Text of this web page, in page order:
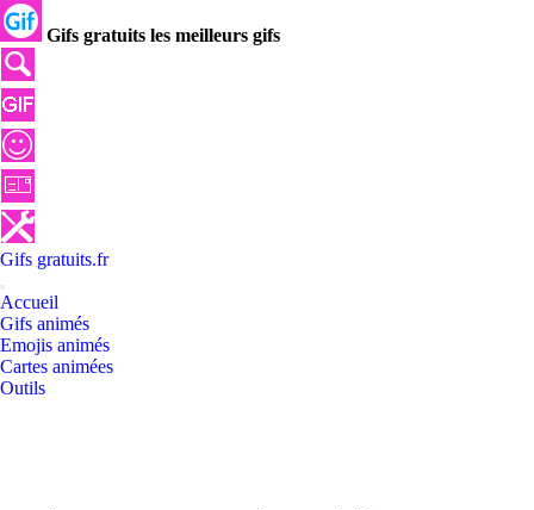
Gifs gratuits les meilleurs gifs
Gifs gratuits.fr
Accueil
Gifs animés
Emojis animés
Cartes animées
Outils